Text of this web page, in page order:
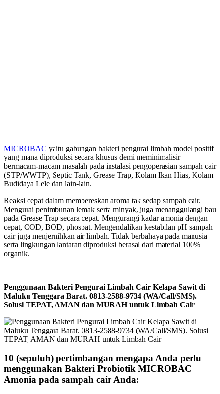
MICROBAC yaitu gabungan bakteri pengurai limbah model positif
yang mana diproduksi secara khusus demi meminimalisir
bermacam-macam masalah pada instalasi pengoperasian sampah cair
(STP/WWTP), Septic Tank, Grease Trap, Kolam Ikan Hias, Kolam
Budidaya Lele dan lain-lain.
Reaksi cepat dalam membereskan aroma tak sedap sampah cair.
Mengurai penimbunan lemak serta minyak, juga menanggulangi bau
pada Grease Trap secara cepat. Mengurangi kadar amonia dengan
cepat, COD, BOD, phospat. Mengendalikan kestabilan pH sampah
cair juga menjernihkan air limbah. Tidak berbahaya pada manusia
serta lingkungan lantaran diproduksi berasal dari material 100%
organik.
Penggunaan Bakteri Pengurai Limbah Cair Kelapa Sawit di
Maluku Tenggara Barat. 0813-2588-9734 (WA/Call/SMS).
Solusi TEPAT, AMAN dan MURAH untuk Limbah Cair
10 (sepuluh) pertimbangan mengapa Anda perlu
menggunakan Bakteri Probiotik MICROBAC
Amonia pada sampah cair Anda: